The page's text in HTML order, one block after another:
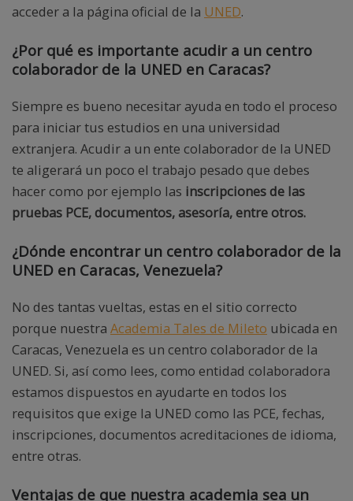
acceder a la página oficial de la UNED.
¿Por qué es importante acudir a un centro
colaborador de la UNED en Caracas?
Siempre es bueno necesitar ayuda en todo el proceso
para iniciar tus estudios en una universidad
extranjera. Acudir a un ente colaborador de la UNED
te aligerará un poco el trabajo pesado que debes
hacer como por ejemplo las inscripciones de las
pruebas PCE, documentos, asesoría, entre otros.
¿Dónde encontrar un centro colaborador de la
UNED en Caracas, Venezuela?
No des tantas vueltas, estas en el sitio correcto
porque nuestra Academia Tales de Mileto ubicada en
Caracas, Venezuela es un centro colaborador de la
UNED. Si, así como lees, como entidad colaboradora
estamos dispuestos en ayudarte en todos los
requisitos que exige la UNED como las PCE, fechas,
inscripciones, documentos acreditaciones de idioma,
entre otras.
Ventajas de que nuestra academia sea un